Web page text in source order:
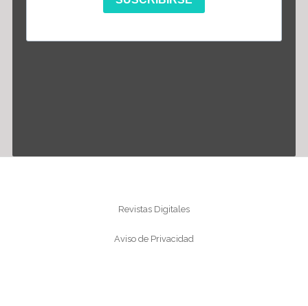
Revistas Digitales
Aviso de Privacidad